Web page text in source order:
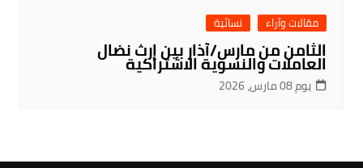
مقالات وآراء نسائية
الثامن من مارس/آذار بين إرث نضال
العاملات والنسوية الاشتراكية
يوم 08 مارس، 2026